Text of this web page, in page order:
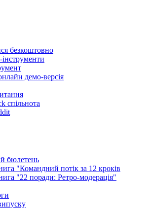
безкоштовно
демо-версія
спільнота
бюлетень
"Командний потік за 12 кроків
"22 поради: Ретро-модерація"